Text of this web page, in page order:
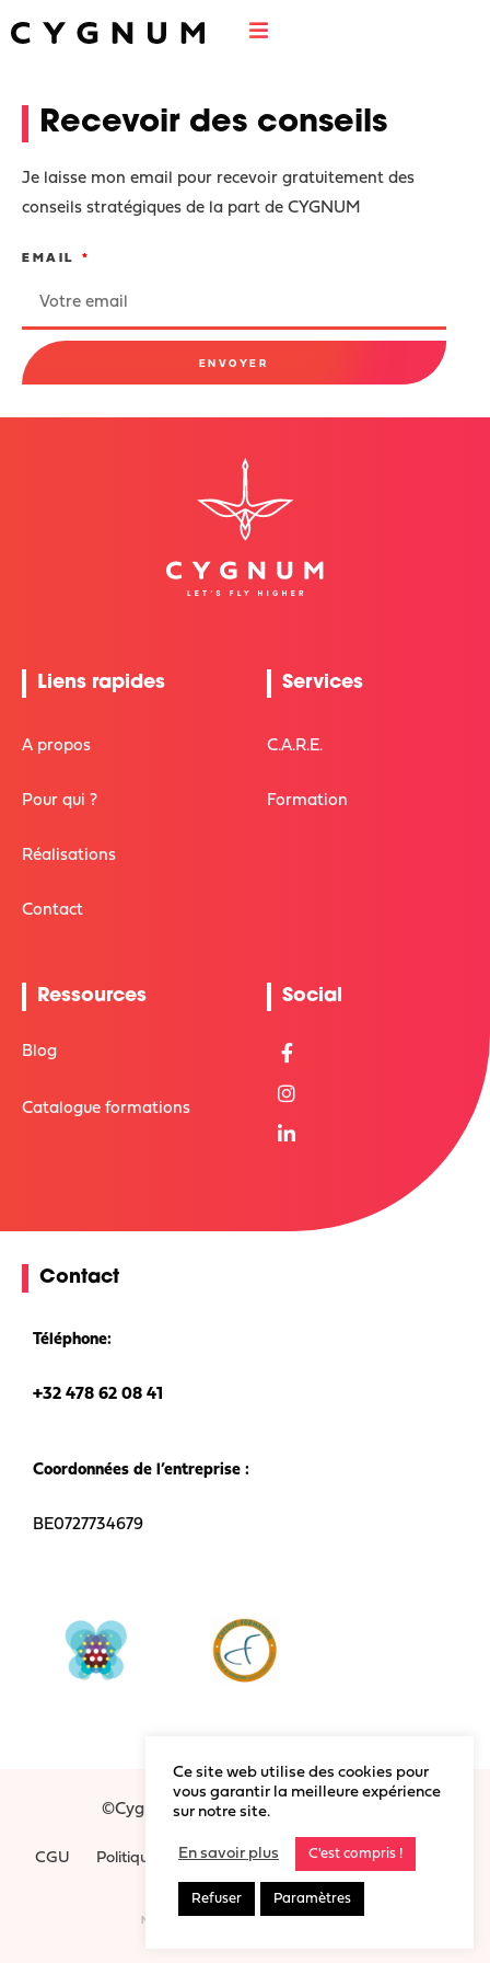
Jérôme Rombaux
Recevoir des conseils
Je laisse mon email pour recevoir gratuitement des
conseils stratégiques de la part de CYGNUM
EMAIL
ENVOYER
Liens rapides
A propos
Pour qui ?
Réalisations
Contact
Services
C.A.R.E.
Formation
Ressources
Blog
Catalogue formations
Social
Contact
Téléphone:
+32 478 62 08 41
Coordonnées de l’entreprise :
BE0727734679
©Cygnum 2020 - Tous droits réservés
CGU Politique Vie Privée
MADE WITH LOVE BY
Ce site web utilise des cookies pour
vous garantir la meilleure expérience
sur notre site.
En savoir plus C'est compris !
Refuser Paramètres